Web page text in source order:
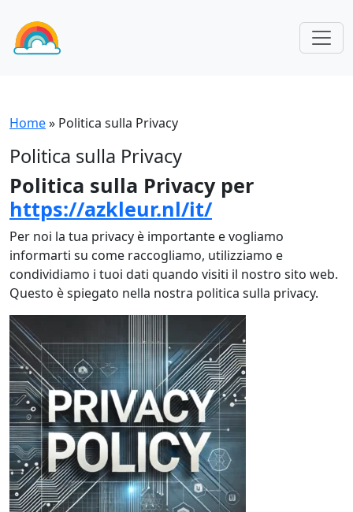
Home» Politica sulla Privacy
Politica sulla Privacy
Politica sulla Privacy per
https://azkleur.nl/it/
Per noi la tua privacy è importante e vogliamo
informarti su come raccogliamo, utilizziamo e
condividiamo i tuoi dati quando visiti il nostro sito web.
Questo è spiegato nella nostra politica sulla privacy.